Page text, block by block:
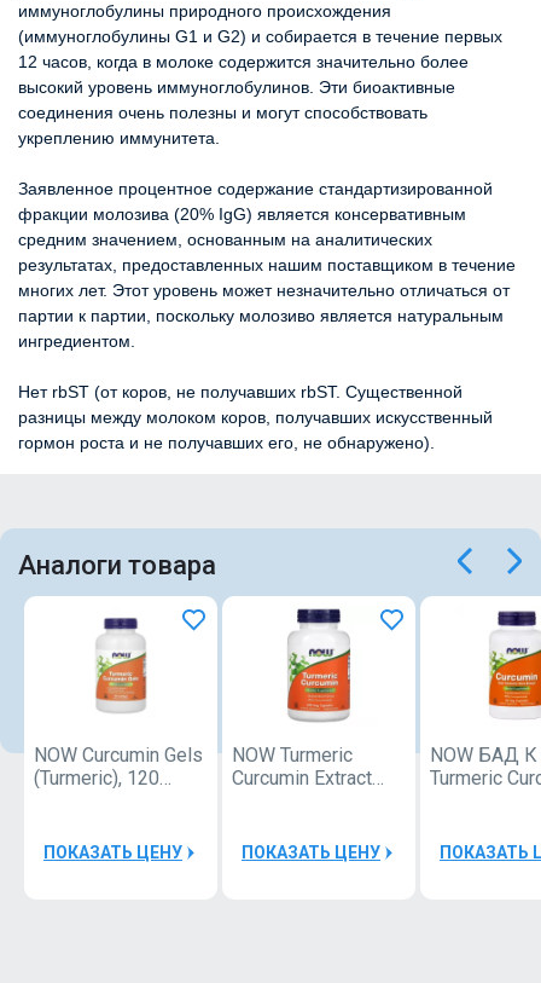
иммуноглобулины природного происхождения
(иммуноглобулины G1 и G2) и собирается в течение первых
12 часов, когда в молоке содержится значительно более
высокий уровень иммуноглобулинов. Эти биоактивные
соединения очень полезны и могут способствовать
укреплению иммунитета.
Заявленное процентное содержание стандартизированной
фракции молозива (20% IgG) является консервативным
средним значением, основанным на аналитических
результатах, предоставленных нашим поставщиком в течение
многих лет. Этот уровень может незначительно отличаться от
партии к партии, поскольку молозиво является натуральным
ингредиентом.
Нет rbST (от коров, не получавших rbST. Существенной
разницы между молоком коров, получавших искусственный
гормон роста и не получавших его, не обнаружено).
Аналоги товара
NOW Curcumin Gels
(Turmeric), 120
ПОКАЗАТЬ ЦЕНУ
NOW Turmeric
Curcumin Extract
ПОКАЗАТЬ ЦЕНУ
NOW БАД
Turmeric
ПОКАЗАТЬ